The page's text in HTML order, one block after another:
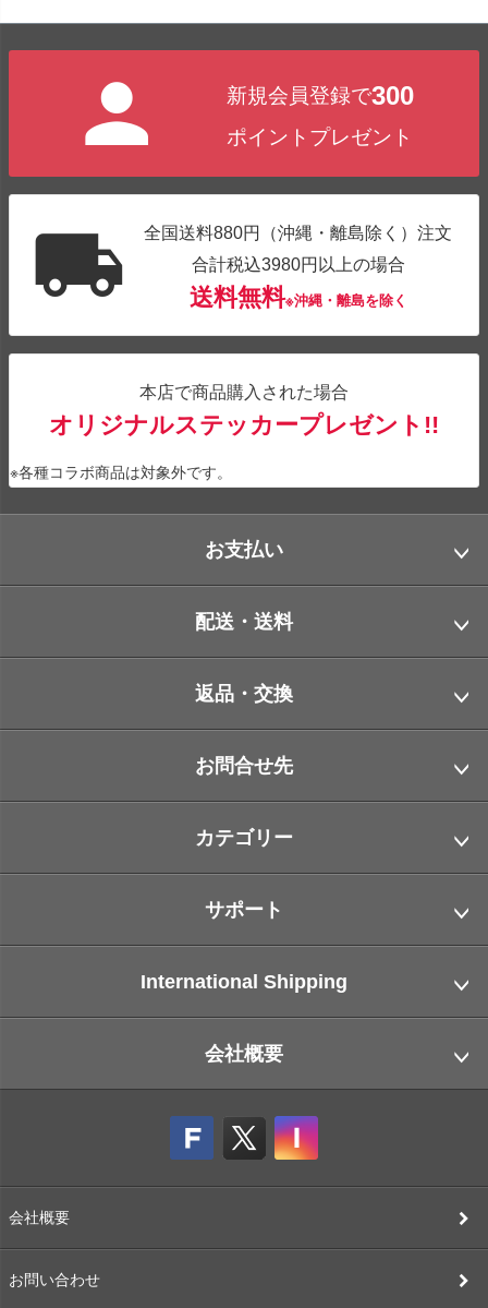
新規会員登録で300
ポイントプレゼント
全国送料880円（沖縄・離島除く）注文
合計税込3980円以上の場合
送料無料※沖縄・離島を除く
本店で商品購入された場合
オリジナルステッカープレゼント!!
※各種コラボ商品は対象外です。
お支払い
配送・送料
返品・交換
お問合せ先
カテゴリー
サポート
International Shipping
会社概要
会社概要
お問い合わせ